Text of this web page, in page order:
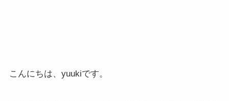
こんにちは、yuukiです。